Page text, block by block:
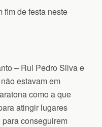
fim de festa neste
– Rui Pedro Silva e
estavam em
como a que
atingir lugares
conseguirem